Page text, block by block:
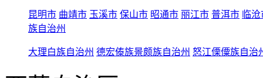
昆明市 曲靖市 玉溪市 保山市 昭通市 丽江市 普洱市 临
族自治州
大理白族自治州 德宏傣族景颇族自治州 怒江傈僳族自治